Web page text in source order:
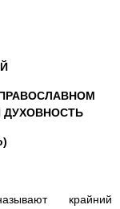
ДУХОВНОСТЬ
крайний